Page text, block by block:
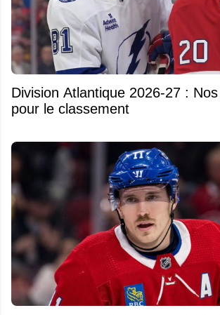
Division Atlantique 2026-27 :
pour le classement